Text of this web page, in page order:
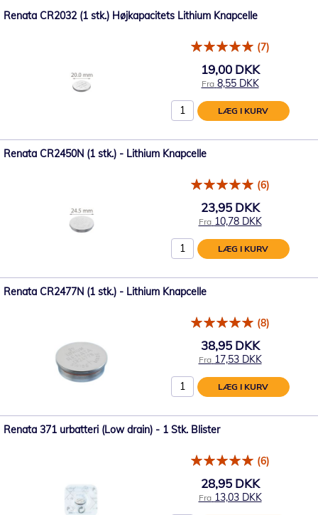
Renata CR2032 (1 stk.) Højkapacitets Lithium Knapcelle
(7)
19,00 DKK
Fra 8,55 DKK
LÆG I KURV
Renata CR2450N (1 stk.) - Lithium Knapcelle
(6)
23,95 DKK
Fra 10,78 DKK
LÆG I KURV
Renata CR2477N (1 stk.) - Lithium Knapcelle
(8)
38,95 DKK
Fra 17,53 DKK
LÆG I KURV
Renata 371 urbatteri (Low drain) - 1 Stk. Blister
(6)
28,95 DKK
Fra 13,03 DKK